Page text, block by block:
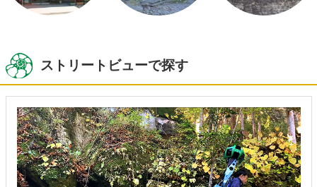
ストリートビューで探す